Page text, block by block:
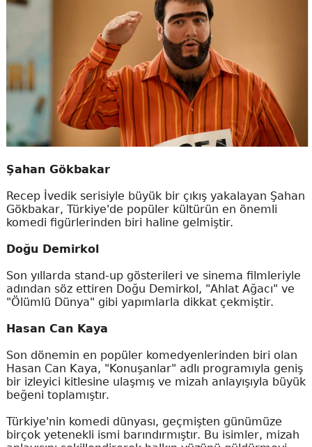
Şahan Gökbakar
Recep İvedik serisiyle büyük bir çıkış yakalayan Şahan
Gökbakar, Türkiye'de popüler kültürün en önemli
komedi figürlerinden biri haline gelmiştir.
Doğu Demirkol
Son yıllarda stand-up gösterileri ve sinema filmleriyle
adından söz ettiren Doğu Demirkol, "Ahlat Ağacı" ve
"Ölümlü Dünya" gibi yapımlarla dikkat çekmiştir.
Hasan Can Kaya
Son dönemin en popüler komedyenlerinden biri olan
Hasan Can Kaya, "Konuşanlar" adlı programıyla geniş
bir izleyici kitlesine ulaşmış ve mizah anlayışıyla büyük
beğeni toplamıştır.
Türkiye'nin komedi dünyası, geçmişten günümüze
birçok yetenekli ismi barındırmıştır. Bu isimler, mizah